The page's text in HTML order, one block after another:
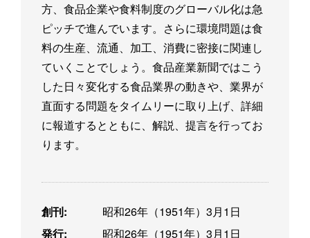
方、食品企業や食料制度のグローバル化は急
ピッチで進んでいます。さらに環境問題は食
料の生産、流通、加工、消費に密接に関連し
ていくことでしょう。食品産業新聞ではこう
した日々変化する食品業界の動きや、業界が
直面する問題をタイムリーに取り上げ、詳細
に報道するとともに、解説、提言を行ってお
ります。
創刊:
昭和26年（1951年）3月1日
発行:
昭和26年（1951年）3月1日